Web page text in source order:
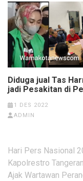
Diduga jual Tas
jadi Pesakitan di
1 DES 2022
ADMIN
Navigasi
pos
Hari Pers Nasional
Kapolrestro
Ajak Wartawan